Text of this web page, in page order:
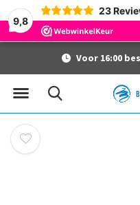
9,8
23
Voor 16:00